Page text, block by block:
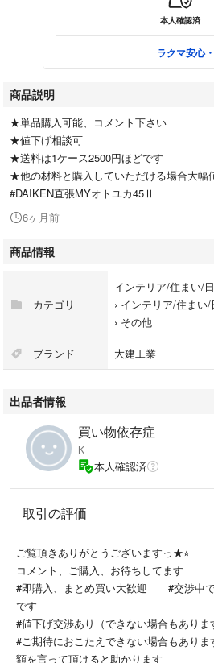
本人確認済
ラクマ安心
商品説明
★単品購入可能、コメント下さい
★値下げ相談可
★送料は1ケース2500円ほどです
★他の材料と購入していただける場合大幅
#DAIKEN直張MYオトユカ45Ⅱ
6ヶ月前
商品情報
カテゴリ
インテリア/住まい/
› インテリア/住まい
› その他
ブランド 大建工業
出品者情報
買い物依存症
K
本人確認済
取引の評価
ご覧頂きありがとうございますっ★⭐︎
コメント、ご購入、お待ちしてます
#即購入、まとめ買い大歓迎 #交渉中で
です
#値下げ交渉あり（できない場合もありま
#ご期待におこたえできない場合もあり
額を言って頂けると助かります